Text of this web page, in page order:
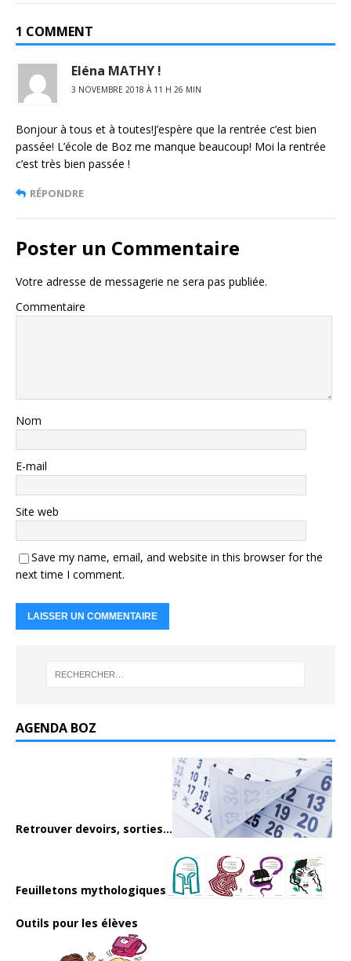
1 COMMENT
Eléna MATHY !
3 NOVEMBRE 2018 À 11 H 26 MIN
Bonjour à tous et à toutes!J’espère que la rentrée c’est bien
passée! L’école de Boz me manque beaucoup! Moi la rentrée
c’est très bien passée !
RÉPONDRE
Poster un Commentaire
Votre adresse de messagerie ne sera pas publiée.
Commentaire
Nom
E-mail
Site web
Save my name, email, and website in this browser for the
next time I comment.
AGENDA BOZ
Retrouver devoirs, sorties...
Feuilletons mythologiques
Outils pour les élèves